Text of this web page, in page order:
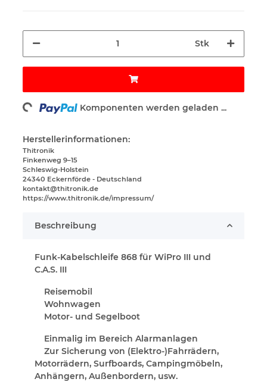
Stk
Komponenten werden geladen ...
Herstellerinformationen:
Thitronik
Finkenweg 9–15
Schleswig-Holstein
24340 Eckernförde - Deutschland
kontakt@thitronik.de
https://www.thitronik.de/impressum/
Beschreibung
Funk-Kabelschleife 868 für WiPro III und
C.A.S. III
Reisemobil
Wohnwagen
Motor- und Segelboot
Einmalig im Bereich Alarmanlagen
Zur Sicherung von (Elektro-)Fahrrädern,
Motorrädern, Surfboards, Campingmöbeln,
Anhängern, Außenbordern, usw.